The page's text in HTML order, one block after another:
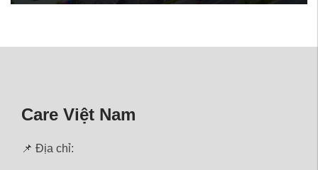
Care Việt Nam
📌 Địa chỉ: